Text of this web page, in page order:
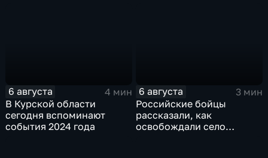
6 августа
4 мин
В Курской области
сегодня вспоминают
события 2024 года
6 августа
3 мин
Российские бойцы
рассказали, как
освобождали село